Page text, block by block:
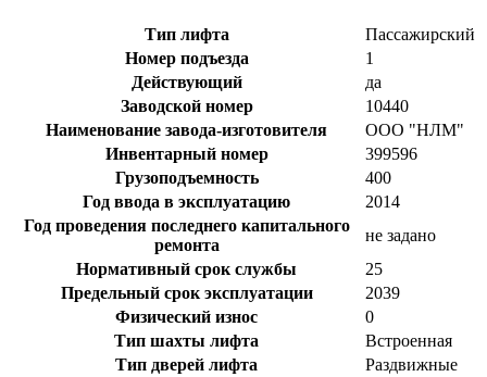
Тип лифта
Пассажирский
Номер подъезда
1
Действующий
да
Заводской номер
10440
Наименование завода-изготовителя
ООО "НЛМ"
Инвентарный номер
399596
Грузоподъемность
400
Год ввода в эксплуатацию
2014
Год проведения последнего капитального
ремонта
не задано
Нормативный срок службы
25
Предельный срок эксплуатации
2039
Физический износ
0
Тип шахты лифта
Встроенная
Тип дверей лифта
Раздвижные